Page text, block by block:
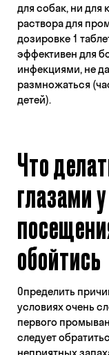
для собак, ни для
раствора для
дозировке 1
эффективен для
инфекциями, не
размножаться
детей).
Что
глазами
обойтись
Определить
условиях очень
первого
следует